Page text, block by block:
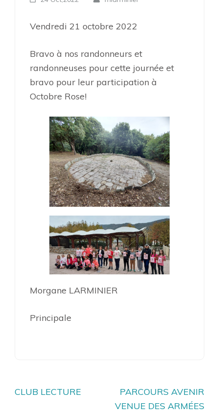
Vendredi 21 octobre 2022
Bravo à nos randonneurs et
randonneuses pour cette journée et
bravo pour leur participation à
Octobre Rose!
Morgane LARMINIER
Principale
Navigation
CLUB LECTURE
PARCOURS AVENIR
VENUE DES ARMÉES